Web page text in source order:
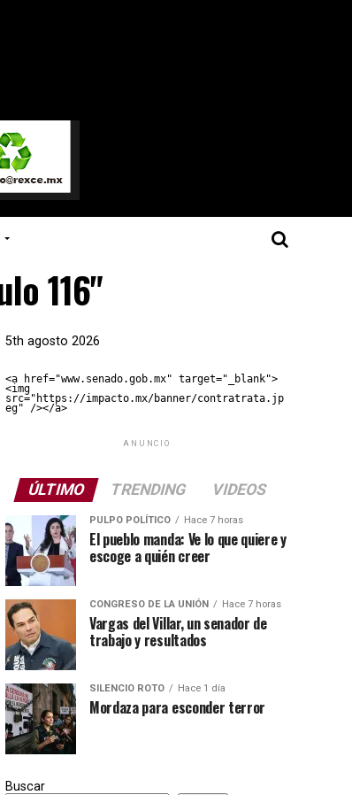
116"
5th agosto 2026
<a href="www.senado.gob.mx" target="_blank">
<img
src="https://impacto.mx/banner/contratrata.jp
eg" /></a>
ANUNCIO
ÚLTIMO TRENDING VIDEOS
PULPO POLÍTICO Hace 7 horas
El pueblo manda: Ve lo que quiere y
escoge a quién creer
CONGRESO DE LA UNIÓN Hace 7 horas
Vargas del Villar, un senador de
trabajo y resultados
SILENCIO ROTO Hace 1 día
Mordaza para esconder terror
Buscar